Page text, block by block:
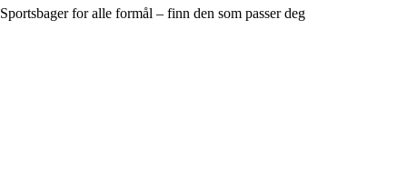
Sportsbager for alle formål – finn den som passer deg